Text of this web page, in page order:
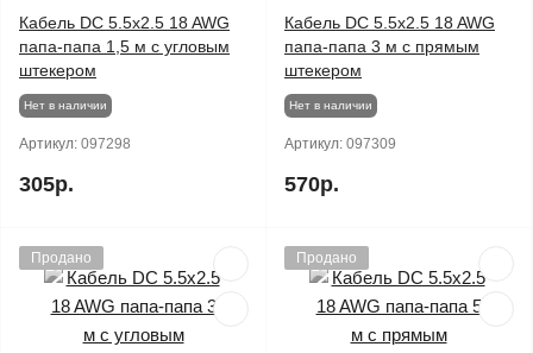
Кабель DC 5.5x2.5 18 AWG
папа-папа 1,5 м с угловым
штекером
Нет в наличии
Артикул: 097298
305р.
Кабель DC 5.5x2.5 18 AWG
папа-папа 3 м с прямым
штекером
Нет в наличии
Артикул: 097309
570р.
Продано Продано